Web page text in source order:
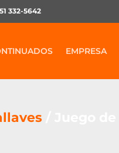
332-5642
EMPRESA
/ Juego de